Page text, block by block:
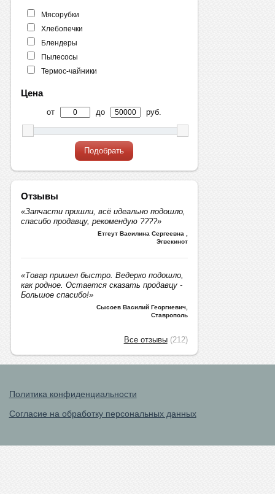
Мясорубки
Хлебопечки
Блендеры
Пылесосы
Термос-чайники
Цена
от до руб.
Подобрать
Отзывы
«Запчасти пришли, всё идеально подошло,
спасибо продавцу, рекомендую ????»
Етгеут Василина Сергеевна
Эгвекинот
«Товар пришел быстро. Ведерко подошло,
как родное. Остается сказать продавцу -
Большое спасибо!»
Сысоев Василий Георгиевич,
Ставрополь
Все отзывы(212)
Политика конфиденциальности
Согласие на обработку персональных данных